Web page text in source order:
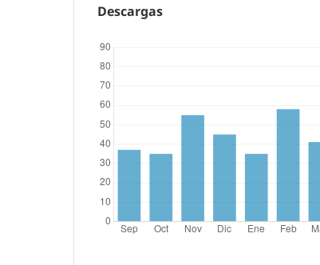
Descargas